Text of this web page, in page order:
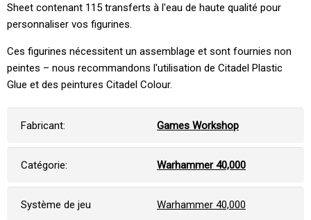
Sheet contenant 115 transferts à l'eau de haute qualité pour
personnaliser vos figurines.
Ces figurines nécessitent un assemblage et sont fournies non
peintes – nous recommandons l'utilisation de Citadel Plastic
Glue et des peintures Citadel Colour.
Fabricant: Games Workshop
Catégorie: Warhammer 40,000
Système de jeu Warhammer 40,000